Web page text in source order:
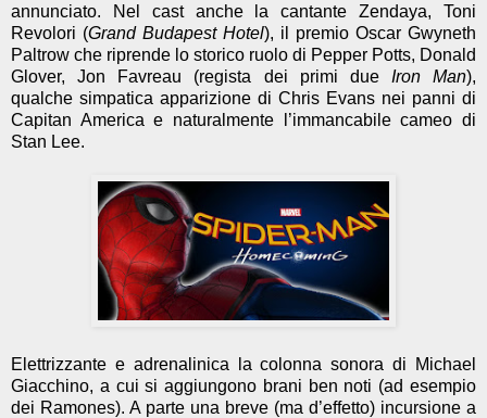
annunciato. Nel cast anche la cantante Zendaya, Toni
Revolori (Grand Budapest Hotel), il premio Oscar Gwyneth
Paltrow che riprende lo storico ruolo di Pepper Potts, Donald
Glover, Jon Favreau (regista dei primi due Iron Man),
qualche simpatica apparizione di Chris Evans nei panni di
Capitan America e naturalmente l’immancabile cameo di
Stan Lee.
Elettrizzante e adrenalinica la colonna sonora di Michael
Giacchino, a cui si aggiungono brani ben noti (ad esempio
dei Ramones). A parte una breve (ma d’effetto) incursione a